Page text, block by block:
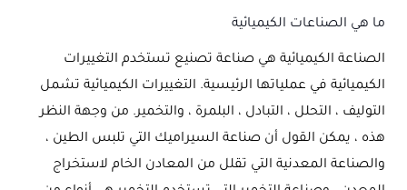
ما هي الصناعات الكيميائية
الصناعة الكيميائية هي صناعة تصنيع تستخدم التغييرات
الكيميائية في عملياتها الرئيسية. التغييرات الكيميائية تشمل
التوليف ، التحلل ، التبادل ، البلمرة ، والتخمير. من وجهة النظر
هذه ، يمكن القول أن صناعة السيراميك التي تلبس الطين ،
والصناعة المعدنية التي تقلل من المعادن الخام لاستخراج